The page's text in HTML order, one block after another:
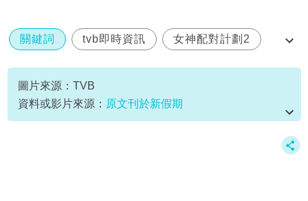
關鍵詞 tvb即時資訊 女神配對計劃2
林盛斌
郭珮文
圖片來源：TVB
資料或影片來源： 原文刊於新假期